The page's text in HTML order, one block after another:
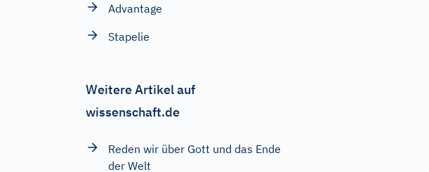
Advantage
Stapelie
Weitere Artikel auf
wissenschaft.de
Reden wir über Gott und das Ende
der Welt